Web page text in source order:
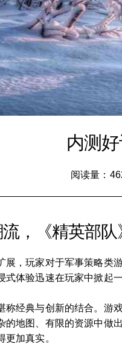
内测
阅读量：
，《精英部队
展，玩家对于军事策略类
式体验迅速在玩家中掀起
称经典与创新的结合。
的地图、有限的资源中做
加真实。